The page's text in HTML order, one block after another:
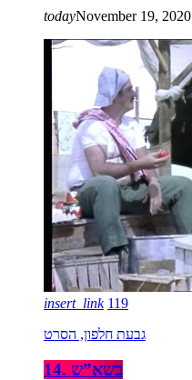
todayNovember 19, 2020
insert_link 119
גבעת חלפון, הסרט
14. בשא”ש